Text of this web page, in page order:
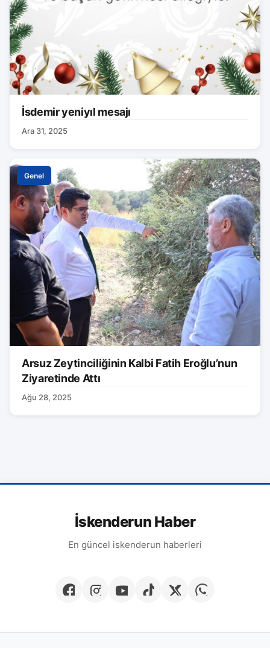
İsdemir yeniyıl mesajı
Ara 31, 2025
Genel
Arsuz Zeytinciliğinin Kalbi Fatih Eroğlu’nun
Ziyaretinde Attı
Ağu 28, 2025
İskenderun Haber
En güncel iskenderun haberleri